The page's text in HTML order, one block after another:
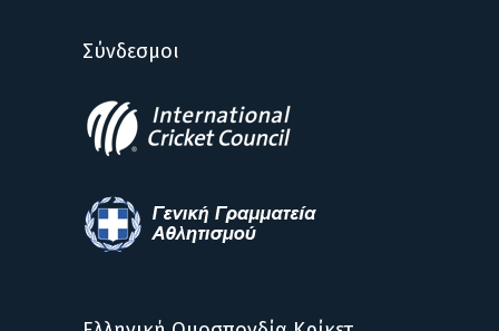
Σύνδεσμοι